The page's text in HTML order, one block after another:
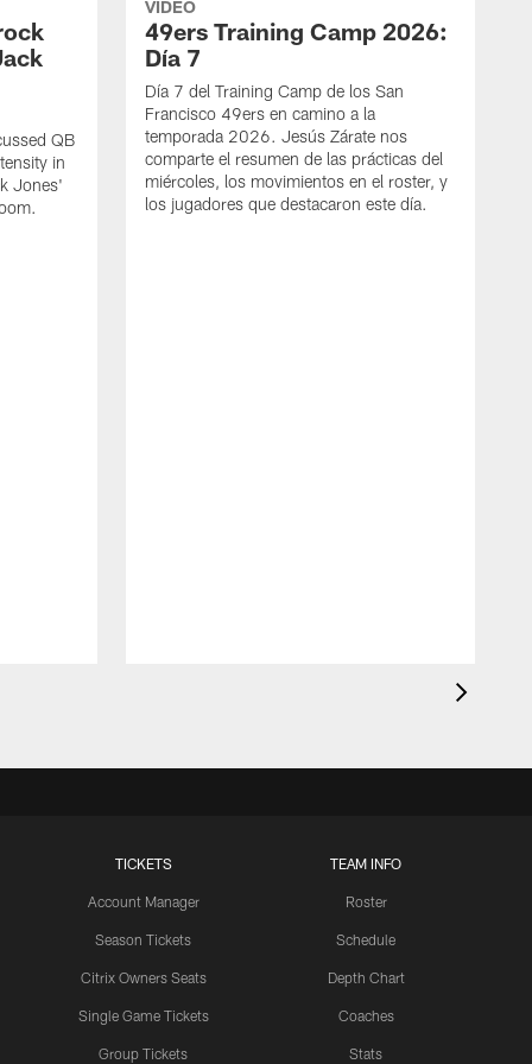
QB
in
Jones'
VIDEO
49ers Training Camp 2026:
Día 7
Día 7 del Training Camp de los San
Francisco 49ers en camino a la
temporada 2026. Jesús Zárate nos
comparte el resumen de las prácticas del
miércoles, los movimientos en el roster, y
los jugadores que destacaron este día.
TICKETS
Account Manager
Season Tickets
Citrix Owners Seats
Single Game Tickets
Group Tickets
TEAM INFO
Roster
Schedule
Depth Chart
Coaches
Stats